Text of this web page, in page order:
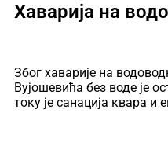
Хаварија на
Због хаварије на
Вујошевића без воде је
току је санација квара и